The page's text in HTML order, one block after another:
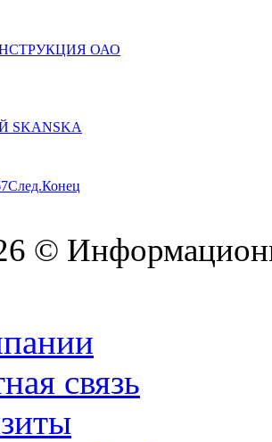
ОАО
SKANSKA
7След.Конец
©
связь